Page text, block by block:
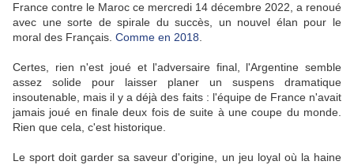
France contre le Maroc ce mercredi 14 décembre 2022, a renoué
avec une sorte de spirale du succès, un nouvel élan pour le
moral des Français. Comme en 2018
Certes, rien n'est joué et l'adversaire final, l'Argentine semble
assez solide pour laisser planer un suspens dramatique
insoutenable, mais il y a déjà des faits : l'équipe de France n'avait
jamais joué en finale deux fois de suite à une coupe du monde.
Rien que cela, c'est historique.
Le sport doit garder sa saveur d'origine, un jeu loyal où la haine